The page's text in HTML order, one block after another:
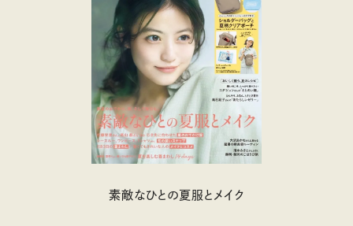
素敵なひとの夏服とメイク